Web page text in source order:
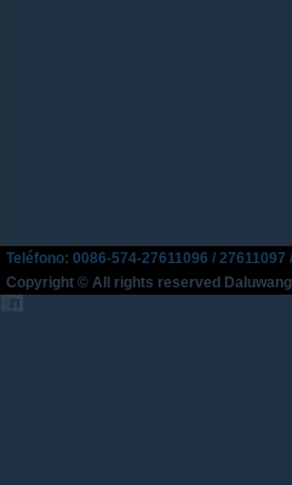
Teléfono: 0086-574-27611096 /
Copyright © All rights reserved Daluwang